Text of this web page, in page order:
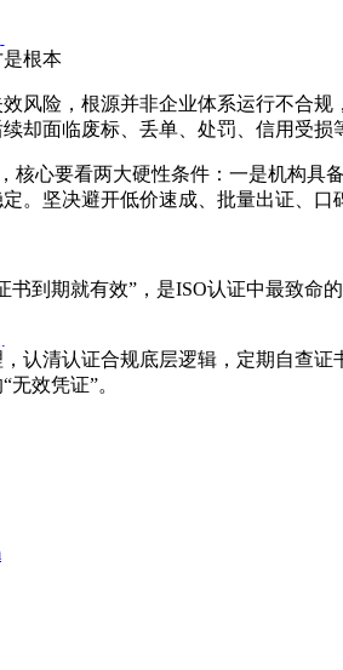
根本
风险，根源并非企业体系运行不合
却面临废标、丢单、处罚、信用受损
核心要看两大硬性条件：一是机构
。坚决避开低价速成、批量出证、
书到期就有效”，是ISO认证中最致
认清认证合规底层逻辑，定期自查
效凭证”。